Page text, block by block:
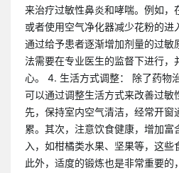
来治疗过敏性鼻炎和哮喘。例如，
或者使用空气净化器减少花粉的
通过给予患者逐渐增加剂量的过敏
法需要在专业医生的监督下进行，
心。 4. 生活方式调整： 除了药物
可以通过调整生活方式来改善过敏
先，保持室内空气清洁，经常开窗
累。其次，注意饮食健康，增加富
入，如柑橘类水果、坚果等，这些
此外，适度的锻炼也是非常重要的